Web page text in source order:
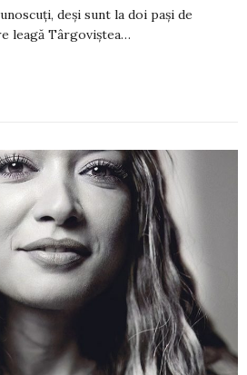
deși sunt la doi pași de
leagă Târgoviștea…